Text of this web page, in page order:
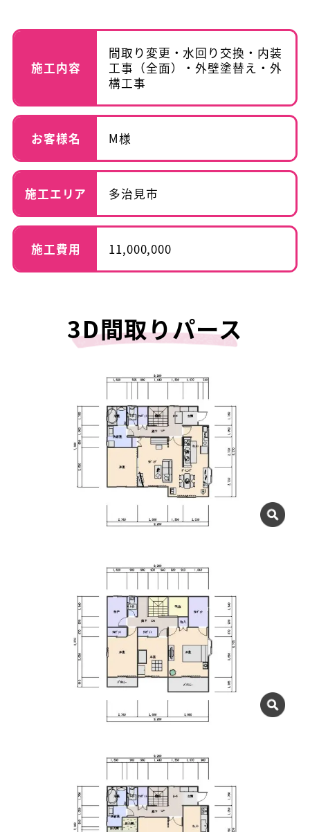
施工内容
間取り変更・水回り交換・内装
工事（全面）・外壁塗替え・外
構工事
お客様名 M様
施工エリア 多治見市
施工費用 11,000,000
3D間取りパース